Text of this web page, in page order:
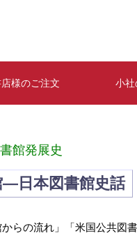
様のご注文 小社
館発展史
—日本図書館史話
らの流れ」「米国公共図